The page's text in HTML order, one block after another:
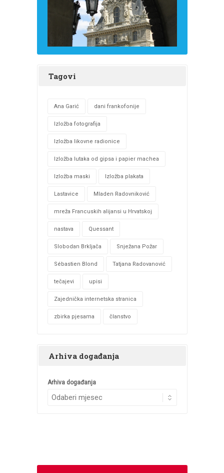
Tagovi
Ana Garić dani frankofonije
Izložba fotografija
Izložba likovne radionice
Izložba lutaka od gipsa i papier machea
Izložba maski Izložba plakata
Lastavice Mladen Radovniković
mreža Francuskih alijansi u Hrvatskoj
nastava Quessant
Slobodan Brkljača Snježana Požar
Sébastien Blond Tatjana Radovanović
tečajevi upisi
Zajednička internetska stranica
zbirka pjesama članstvo
Arhiva događanja
Arhiva događanja